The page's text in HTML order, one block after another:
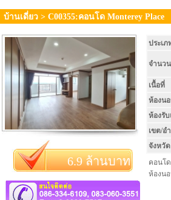
บ้านเดี่ยว > C00355:คอนโด Monterey Place
6.9 ล้านบาท
ประเภ
จำนว
เนื้อที่
ห้องน
ห้องรั
เขต/อ
จังหวัด
คอนโด
ห้องน